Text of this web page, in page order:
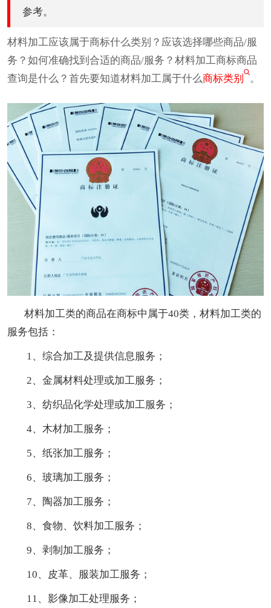
参考。
材料加工应该属于商标什么类别？应该选择哪些商品/服
务？如何准确找到合适的商品/服务？材料加工商标商品
查询是什么？首先要知道材料加工属于什么商标类别 。
材料加工类的商品在商标中属于40类，材料加工类的
服务包括：
1、综合加工及提供信息服务；
2、金属材料处理或加工服务；
3、纺织品化学处理或加工服务；
4、木材加工服务；
5、纸张加工服务；
6、玻璃加工服务；
7、陶器加工服务；
8、食物、饮料加工服务；
9、剥制加工服务；
10、皮革、服装加工服务；
11、影像加工处理服务；